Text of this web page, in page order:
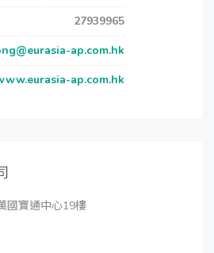
27939965
ap.com.hk
ap.com.hk
國寶通中心19樓